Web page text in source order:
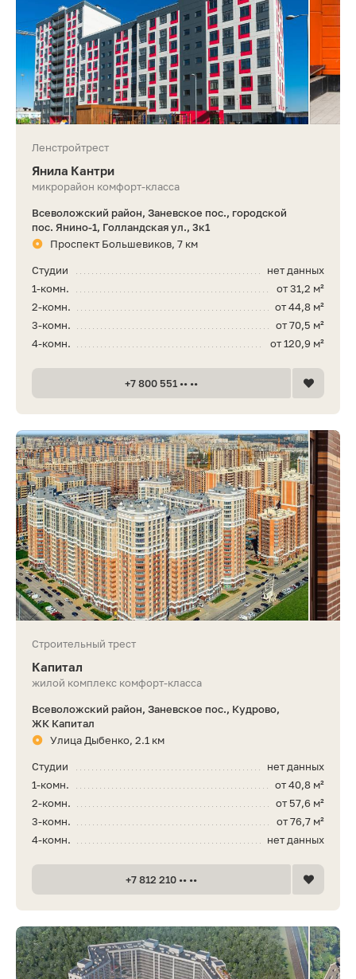
Ленстройтрест
Янила Кантри
микрорайон комфорт-класса
Всеволожский район, Заневское пос., городской
пос. Янино-1, Голландская ул., 3к1
Проспект Большевиков, 7 км
нет данных
Студии
от 31,2 м²
1-комн.
от 44,8 м²
2-комн.
от 70,5 м²
3-комн.
от 120,9 м²
4-комн.
+7 800 551 •• ••
Строительный трест
Капитал
жилой комплекс комфорт-класса
Всеволожский район, Заневское пос., Кудрово,
ЖК Капитал
Улица Дыбенко, 2.1 км
нет данных
Студии
от 40,8 м²
1-комн.
от 57,6 м²
2-комн.
от 76,7 м²
3-комн.
нет данных
4-комн.
+7 812 210 •• ••